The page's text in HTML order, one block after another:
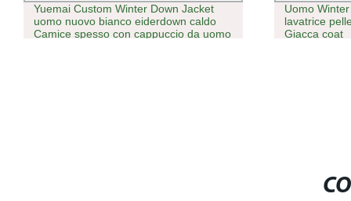
Yuemai Custom Winter Down Jacket
uomo nuovo bianco eiderdown caldo
Camice spesso con cappuccio da uomo
Uomo
lavatrice
Giacca coat